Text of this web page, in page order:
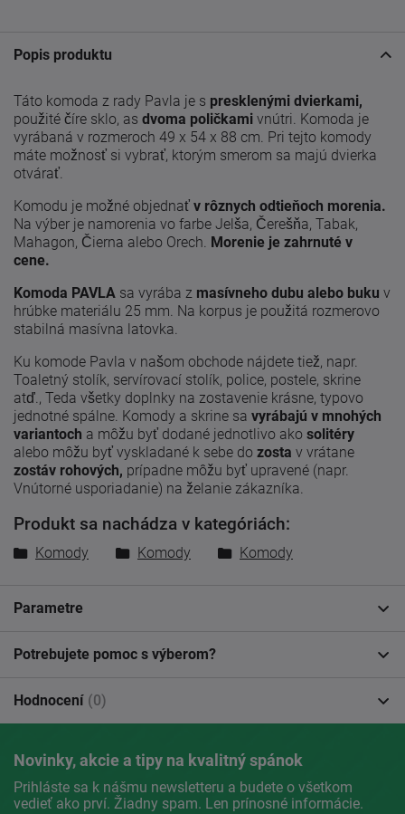
Popis produktu
Táto komoda z rady Pavla je s presklenými dvierkami,
použité číre sklo, as dvoma poličkami vnútri. Komoda je
vyrábaná v rozmeroch 49 x 54 x 88 cm. Pri tejto komody
máte možnosť si vybrať, ktorým smerom sa majú dvierka
otvárať.
Komodu je možné objednať v rôznych odtieňoch morenia.
Na výber je namorenia vo farbe Jelša, Čerešňa, Tabak,
Mahagon, Čierna alebo Orech. Morenie je zahrnuté v
cene.
Komoda PAVLA sa vyrába z masívneho dubu alebo buku v
hrúbke materiálu 25 mm. Na korpus je použitá rozmerovo
stabilná masívna latovka.
Ku komode Pavla v našom obchode nájdete tiež, napr.
Toaletný stolík, servírovací stolík, police, postele, skrine
atď., Teda všetky doplnky na zostavenie krásne, typovo
jednotné spálne. Komody a skrine sa vyrábajú v mnohých
variantoch a môžu byť dodané jednotlivo ako solitéry
alebo môžu byť vyskladané k sebe do zosta v vrátane
zostáv rohových, prípadne môžu byť upravené (napr.
Vnútorné usporiadanie) na želanie zákazníka.
Produkt sa nachádza v kategóriách:
Komody Komody Komody
Parametre
Potrebujete pomoc s výberom?
Hodnocení (0)
Novinky, akcie a tipy na kvalitný spánok
Prihláste sa k nášmu newsletteru a budete o všetkom
vedieť ako prví. Žiadny spam. Len prínosné informácie.